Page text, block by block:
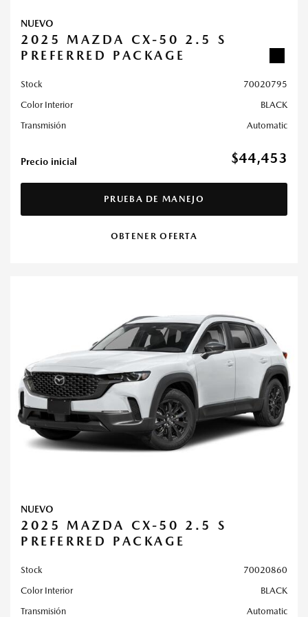
NUEVO
2025 MAZDA CX-50 2.5 S
PREFERRED PACKAGE
Stock
70020795
Color Interior
BLACK
Transmisión
Automatic
Precio inicial $44,453
PRUEBA DE MANEJO
OBTENER OFERTA
NUEVO
2025 MAZDA CX-50 2.5 S
PREFERRED PACKAGE
Stock
70020860
Color Interior
BLACK
Transmisión
Automatic